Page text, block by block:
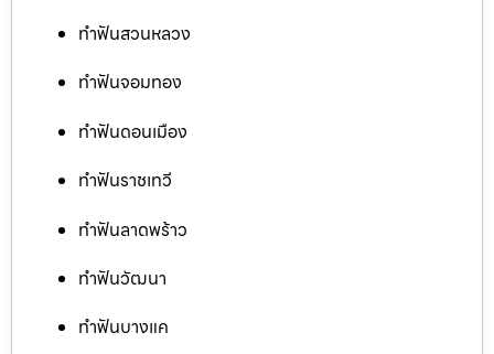
ทำฟันสวนหลวง
ทำฟันจอมทอง
ทำฟันดอนเมือง
ทำฟันราชเทวี
ทำฟันลาดพร้าว
ทำฟันวัฒนา
ทำฟันบางแค